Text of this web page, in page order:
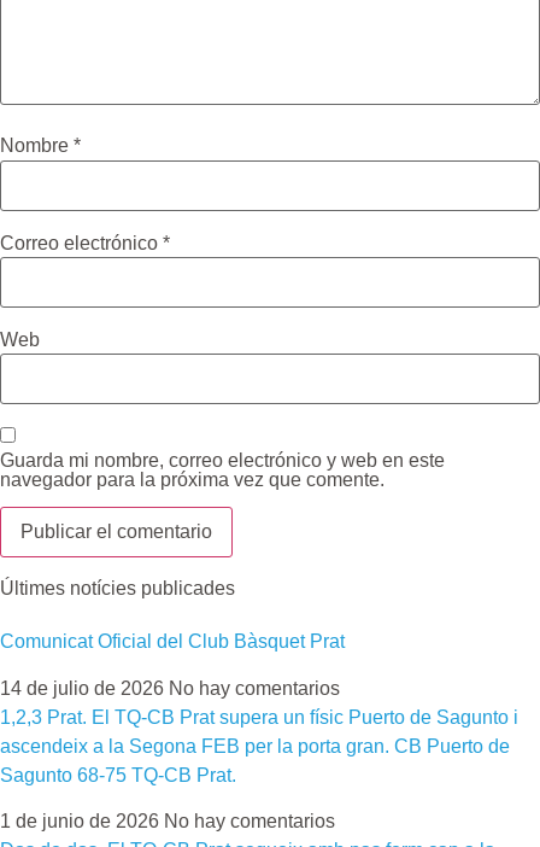
Nombre *
Correo electrónico *
Web
Guarda mi nombre, correo electrónico y web en este
navegador para la próxima vez que comente.
Últimes notícies publicades
Comunicat Oficial del Club Bàsquet Prat
14 de julio de 2026 No hay comentarios
1,2,3 Prat. El TQ-CB Prat supera un físic Puerto de Sagunto i
ascendeix a la Segona FEB per la porta gran. CB Puerto de
Sagunto 68-75 TQ-CB Prat.
1 de junio de 2026 No hay comentarios